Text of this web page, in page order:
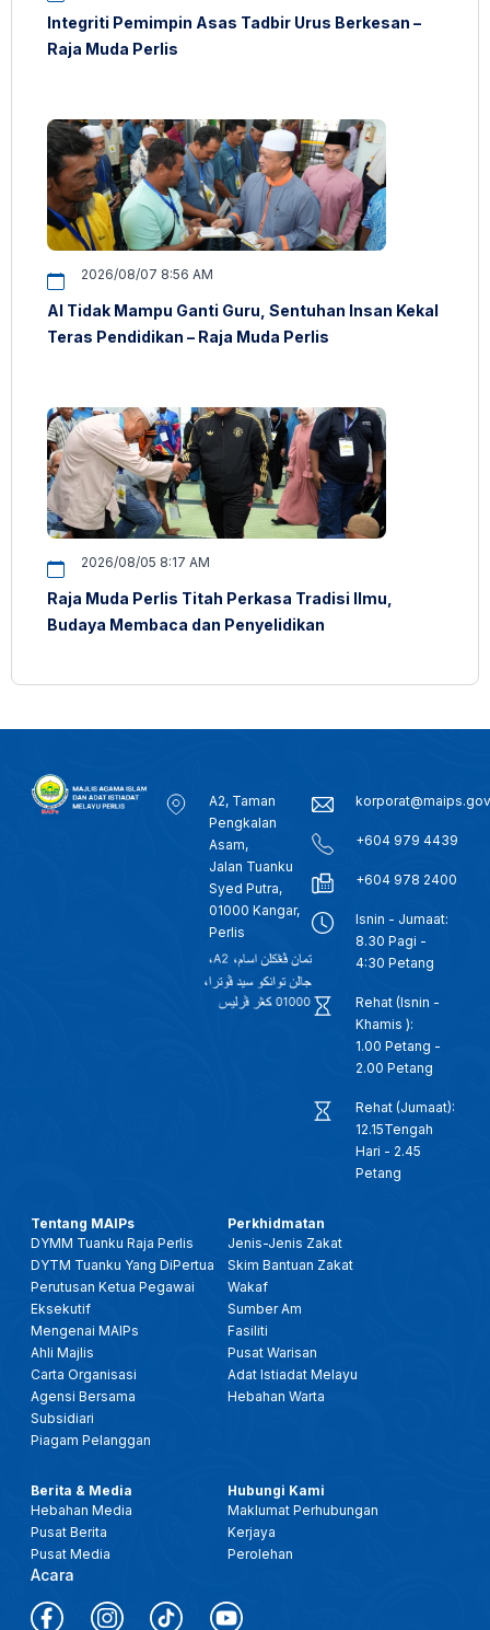
Integriti Pemimpin Asas Tadbir Urus Berkesan –
Raja Muda Perlis
2026/08/07 8:56 AM
AI Tidak Mampu Ganti Guru, Sentuhan Insan Kekal
Teras Pendidikan – Raja Muda Perlis
2026/08/05 8:17 AM
Raja Muda Perlis Titah Perkasa Tradisi Ilmu,
Budaya Membaca dan Penyelidikan
A2, Taman
Pengkalan
Asam,
Jalan Tuanku
Syed Putra,
01000 Kangar,
Perlis
+604 979 4439
+604 978 2400
Isnin - Jumaat:
8.30 Pagi -
4:30 Petang
Rehat (Isnin -
Khamis ):
1.00 Petang -
2.00 Petang
Rehat (Jumaat):
12.15Tengah
Hari - 2.45
Petang
Tentang MAIPs
DYMM Tuanku Raja Perlis
DYTM Tuanku Yang DiPertua
Perutusan Ketua Pegawai
Eksekutif
Mengenai MAIPs
Ahli Majlis
Carta Organisasi
Agensi Bersama
Subsidiari
Piagam Pelanggan
Perkhidmatan
Jenis-Jenis Zakat
Skim Bantuan Zakat
Wakaf
Sumber Am
Fasiliti
Pusat Warisan
Adat Istiadat Melayu
Hebahan Warta
Berita & Media
Hebahan Media
Pusat Berita
Pusat Media
Acara
Hubungi Kami
Maklumat Perhubungan
Kerjaya
Perolehan